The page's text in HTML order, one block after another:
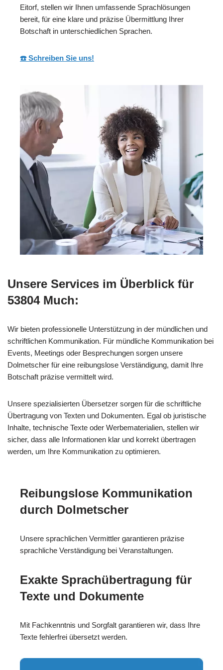
Eitorf, stellen wir Ihnen umfassende Sprachlösungen
bereit, für eine klare und präzise Übermittlung Ihrer
Botschaft in unterschiedlichen Sprachen.
☎️ Schreiben Sie uns!
Unsere Services im Überblick für
53804 Much:
Wir bieten professionelle Unterstützung in der mündlichen und
schriftlichen Kommunikation. Für mündliche Kommunikation bei
Events, Meetings oder Besprechungen sorgen unsere
Dolmetscher für eine reibungslose Verständigung, damit Ihre
Botschaft präzise vermittelt wird.
Unsere spezialisierten Übersetzer sorgen für die schriftliche
Übertragung von Texten und Dokumenten. Egal ob juristische
Inhalte, technische Texte oder Werbematerialien, stellen wir
sicher, dass alle Informationen klar und korrekt übertragen
werden, um Ihre Kommunikation zu optimieren.
Reibungslose Kommunikation
durch Dolmetscher
Unsere sprachlichen Vermittler garantieren präzise
sprachliche Verständigung bei Veranstaltungen.
Exakte Sprachübertragung für
Texte und Dokumente
Mit Fachkenntnis und Sorgfalt garantieren wir, dass Ihre
Texte fehlerfrei übersetzt werden.